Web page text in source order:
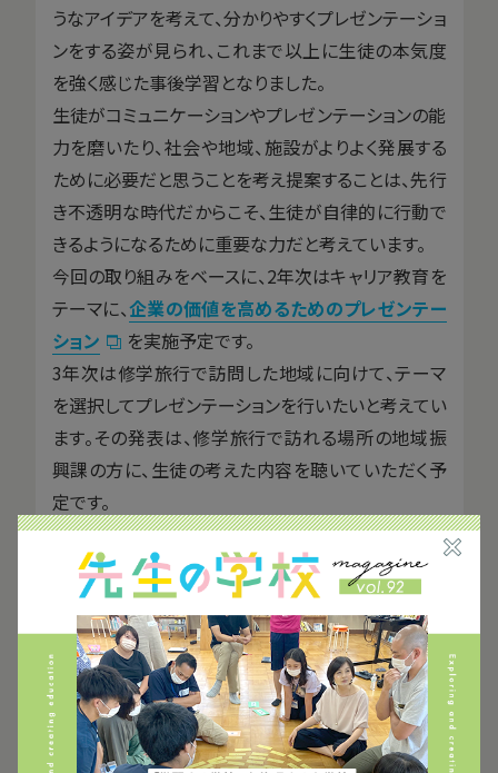
うなアイデアを考えて、分かりやすくプレゼンテーショ
ンをする姿が見られ、これまで以上に生徒の本気度
を強く感じた事後学習となりました。
生徒がコミュニケーションやプレゼンテーションの能
力を磨いたり、社会や地域、施設がよりよく発展する
ために必要だと思うことを考え提案することは、先行
き不透明な時代だからこそ、生徒が自律的に行動で
きるようになるために重要な力だと考えています。
今回の取り組みをベースに、2年次はキャリア教育を
テーマに、企業の価値を高めるためのプレゼンテー
ション
を実施予定です。
3年次は修学旅行で訪問した地域に向けて、テーマ
を選択してプレゼンテーションを行いたいと考えてい
ます。その発表は、修学旅行で訪れる場所の地域振
興課の方に、生徒の考えた内容を聴いていただく予
定です。
私自身が経験したことのない領域なので、どのよう
な内容になっていくのか、現在楽しみながら計画を
立てています。
外部との連携・協働する2つのメリット
ここまでに紹介した取り組みの他にも、コロナ禍によ